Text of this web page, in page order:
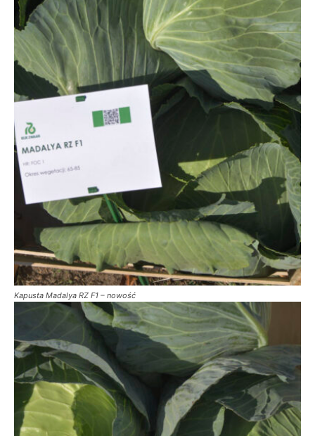
Kapusta Madalya RZ F1 – nowość